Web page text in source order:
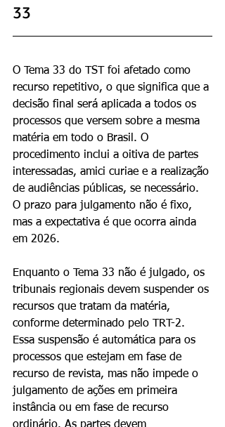
33
O Tema 33 do TST foi afetado como
recurso repetitivo, o que significa que a
decisão final será aplicada a todos os
processos que versem sobre a mesma
matéria em todo o Brasil. O
procedimento inclui a oitiva de partes
interessadas, amici curiae e a realização
de audiências públicas, se necessário.
O prazo para julgamento não é fixo,
mas a expectativa é que ocorra ainda
em 2026.
Enquanto o Tema 33 não é julgado, os
tribunais regionais devem suspender os
recursos que tratam da matéria,
conforme determinado pelo TRT-2.
Essa suspensão é automática para os
processos que estejam em fase de
recurso de revista, mas não impede o
julgamento de ações em primeira
instância ou em fase de recurso